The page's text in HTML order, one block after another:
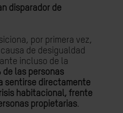
disparador de
por primera vez,
de desigualdad
incluso de la
de las personas
sentirse directamente
habitacional, frente
propietarias.